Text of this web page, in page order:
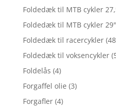
Foldedæk til MTB cykler
Foldedæk til MTB cykler 29"
Foldedæk til racercykler
Foldedæk til voksencykler
Foldelås (4)
Forgaffel olie (3)
Forgafler (4)